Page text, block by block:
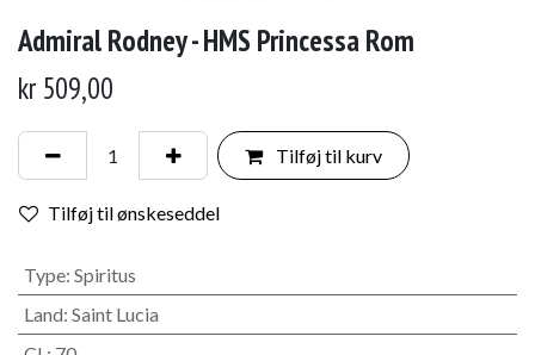
Admiral Rodney - HMS Princessa Rom
kr509,00
Tilføj til kurv
Tilføj til ønskeseddel
Type: Spiritus
Land: Saint Lucia